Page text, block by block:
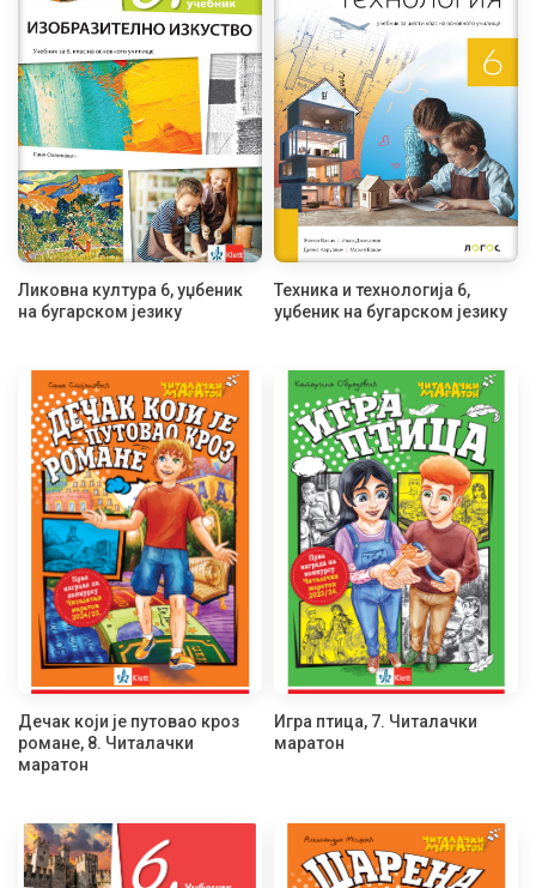
Ликовна култура 6, уџбеник
на бугарском језику
Техника и технологија 6,
уџбеник на бугарском језику
Дечак који је путовао кроз
романе, 8. Читалачки
маратон
Игра птица, 7. Читалачки
маратон